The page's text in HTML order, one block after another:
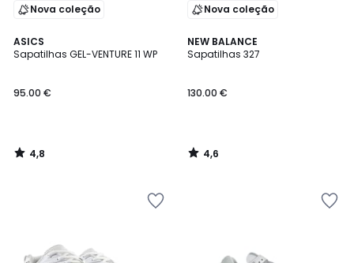
Nova coleção
ASICS
Sapatilhas GEL-VENTURE 11 WP
95.00 €
4,8
/ 5
4,8
/
Nova coleção
NEW BALANCE
Sapatilhas 327
130.00 €
4,6
/ 5
4,6
/